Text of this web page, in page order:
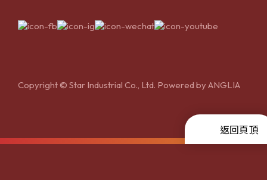
Copyright © Star Industrial Co., Ltd. Powered byANGLIA
返回頁頂